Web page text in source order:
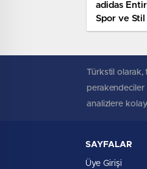
adidas
Spor ve Stil
Koleksiyon
Türkstil olarak,
perakendeciler
analizlere
SAYFALAR
Üye Girişi